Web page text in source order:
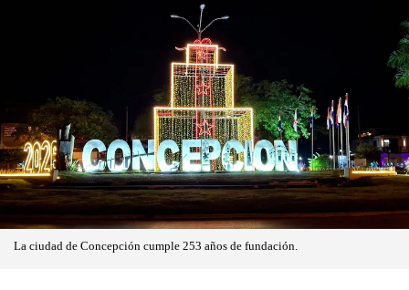
La ciudad de Concepción cumple 253 años de fundación.